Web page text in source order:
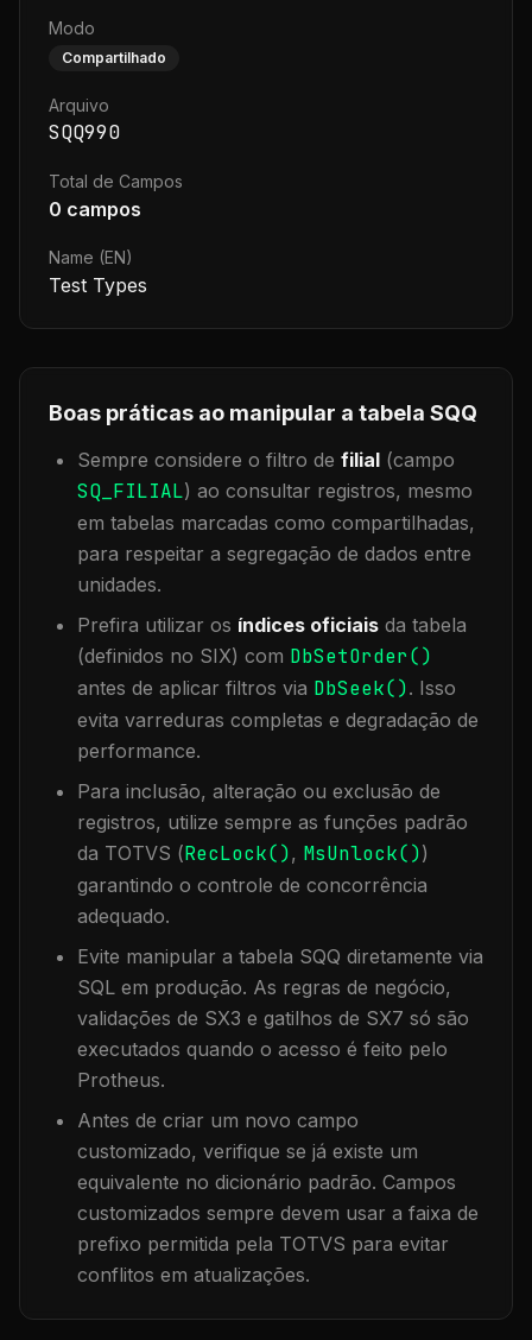
Modo
Compartilhado
Arquivo
SQQ990
Total de Campos
0 campos
Name (EN)
Test Types
Boas práticas ao manipular a tabela SQQ
Sempre considere o filtro de filial (campo
SQ_FILIAL) ao consultar registros, mesmo
em tabelas marcadas como compartilhadas,
para respeitar a segregação de dados entre
unidades.
Prefira utilizar os índices oficiais da tabela
(definidos no SIX) com DbSetOrder()
antes de aplicar filtros via DbSeek(). Isso
evita varreduras completas e degradação de
performance.
Para inclusão, alteração ou exclusão de
registros, utilize sempre as funções padrão
da TOTVS (RecLock(), MsUnlock())
garantindo o controle de concorrência
adequado.
Evite manipular a tabela SQQ diretamente via
SQL em produção. As regras de negócio,
validações de SX3 e gatilhos de SX7 só são
executados quando o acesso é feito pelo
Protheus.
Antes de criar um novo campo
customizado, verifique se já existe um
equivalente no dicionário padrão. Campos
customizados sempre devem usar a faixa de
prefixo permitida pela TOTVS para evitar
conflitos em atualizações.